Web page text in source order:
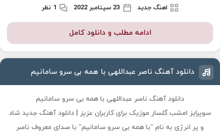
اهنگ جدید 23 سپتامبر 2022 1 نظر
ادامه مطلب و دانلود کامل
دانلود آهنگ ناصر عبداللهی با همه بی سرو سامانیم
دانلود آهنگ ناصر عبداللهی با همه بی سرو سامانیم
سوپرایز امشب گلسار موزیک برای کاربران عزیز | دانلود آهنگ جدید شاد
و پر انرژی به نام “با همه بی سرو سامانیم” با صدای معروف ناصر